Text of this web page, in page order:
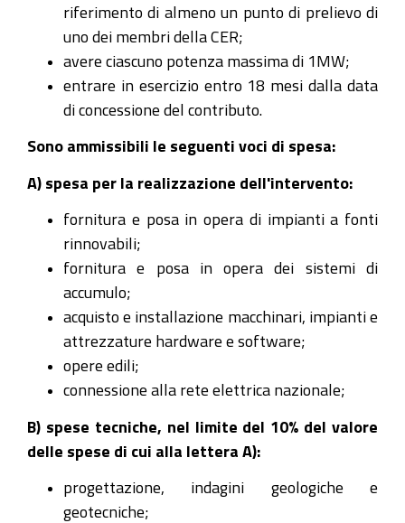
riferimento di almeno un punto di prelievo di
uno dei membri della CER;
avere ciascuno potenza massima di 1MW;
entrare in esercizio entro 18 mesi dalla data
di concessione del contributo.
Sono ammissibili le seguenti voci di spesa:
A) spesa per la realizzazione dell'intervento:
fornitura e posa in opera di impianti a fonti
rinnovabili;
fornitura e posa in opera dei sistemi di
accumulo;
acquisto e installazione macchinari, impianti e
attrezzature hardware e software;
opere edili;
connessione alla rete elettrica nazionale;
B) spese tecniche, nel limite del 10% del valore
delle spese di cui alla lettera A):
progettazione, indagini geologiche e
geotecniche;